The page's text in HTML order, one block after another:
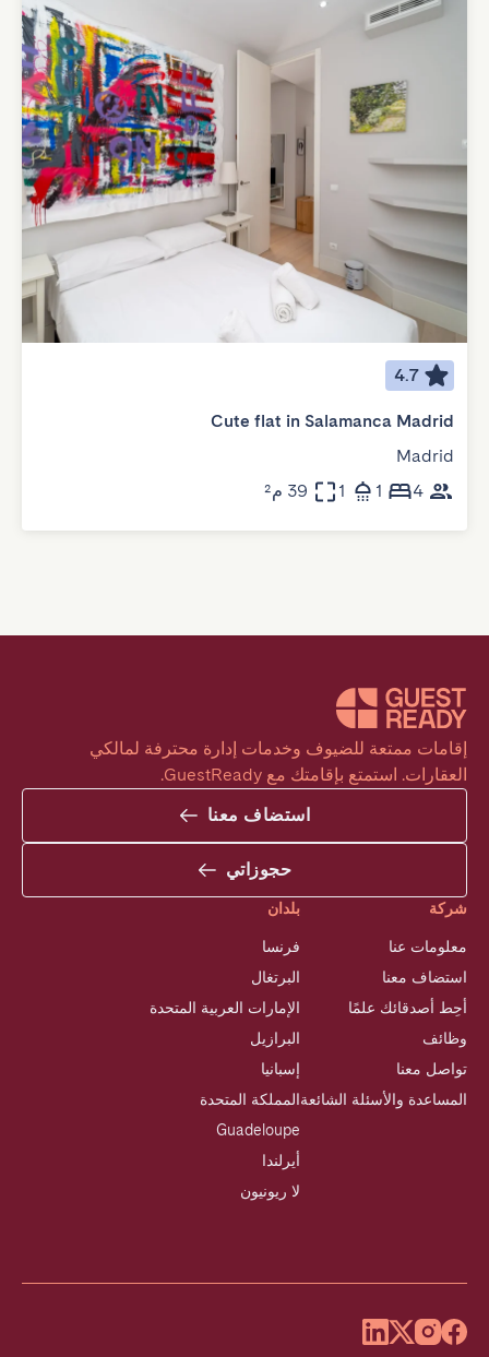
4.7
Cute flat in Salamanca Madrid
Madrid
4
1
1 39 م²
العقارات. استمتع بإقامتك مع GuestReady.
استضاف معنا
حجوزاتي
شركة
معلومات عنا
استضاف معنا
أحِط أصدقائك علمًا
وظائف
تواصل معنا
المساعدة والأسئلة الشائعة
بلدان
فرنسا
البرتغال
الإمارات العربية المتحدة
البرازيل
إسبانيا
المملكة المتحدة
Guadeloupe
أيرلندا
لا ريونيون